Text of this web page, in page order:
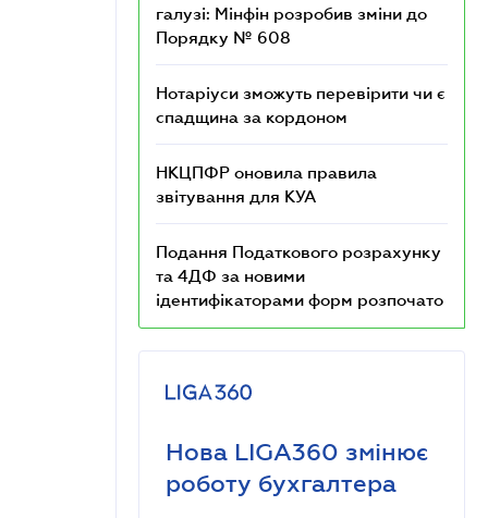
галузі: Мінфін розробив зміни до
Порядку № 608
Нотаріуси зможуть перевірити чи є
спадщина за кордоном
НКЦПФР оновила правила
звітування для КУА
Подання Податкового розрахунку
та 4ДФ за новими
ідентифікаторами форм розпочато
Нова LIGA360 змінює
роботу бухгалтера